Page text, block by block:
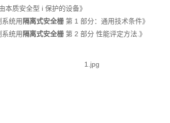
质安全型 i 保护的设备》
统用 隔离式安全栅 第 1 部分：通用技术条件》
统用 隔离式安全栅 第 2 部分 性能评定方法.》